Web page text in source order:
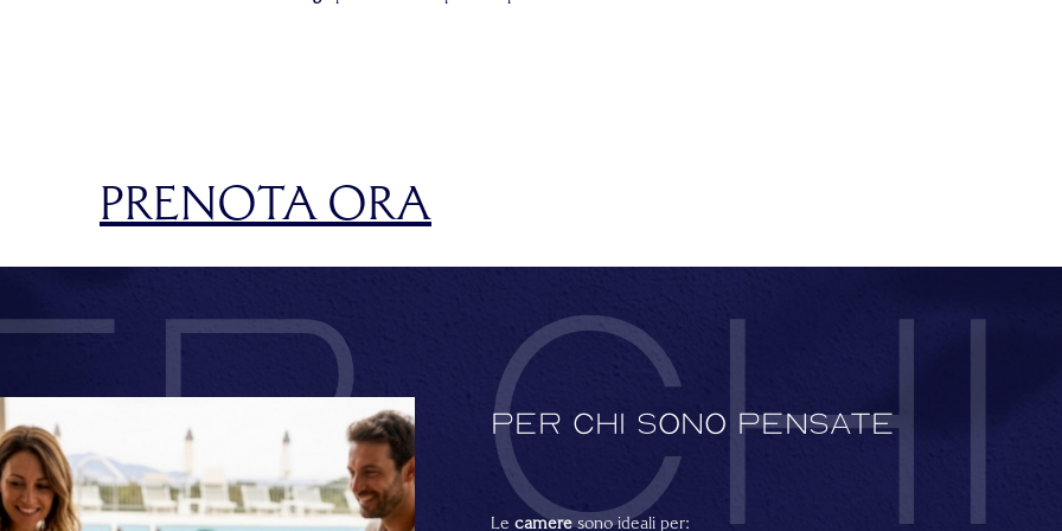
PRENOTA ORA
chi
Per chi sono pensate
Le cameresono ideali per: